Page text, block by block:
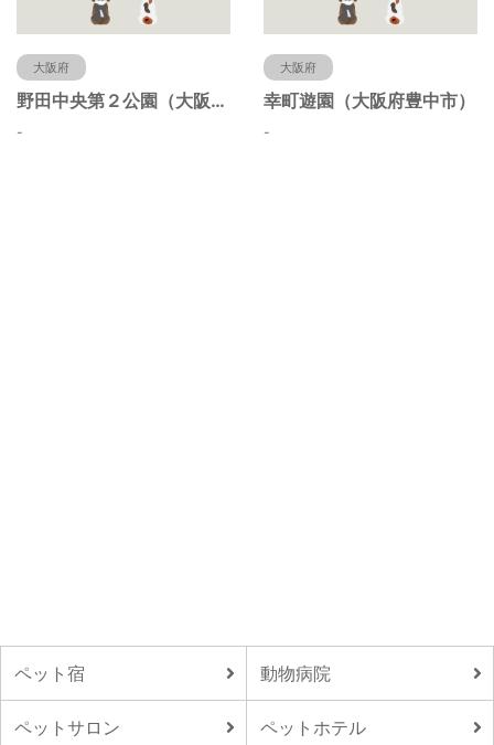
大阪府
野田中央第２公園（大阪府豊中市）
-
大阪府
幸町遊園（大阪府豊中市）
-
ペット宿 動物病院
ペットサロン ペットホテル